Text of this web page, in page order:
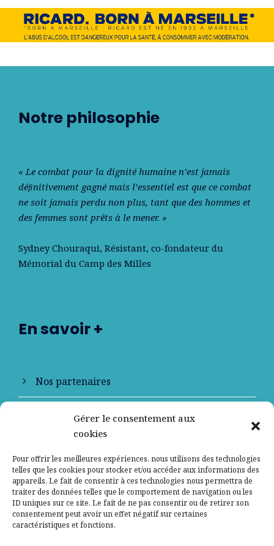
Gérer le consentement aux
cookies
Pour offrir les meilleures expériences, nous utilisons des technologies
telles que les cookies pour stocker et/ou accéder aux informations des
appareils. Le fait de consentir à ces technologies nous permettra de
traiter des données telles que le comportement de navigation ou les
ID uniques sur ce site. Le fait de ne pas consentir ou de retirer son
consentement peut avoir un effet négatif sur certaines
caractéristiques et fonctions.
Notre philosophie
« Le combat pour la dignité humaine n’est jamais
déﬁnitivement gagné mais l’essentiel est que ce combat
ne soit jamais perdu non plus, tant que des hommes et
des femmes sont prêts à le mener. »
Sydney Chouraqui, Résistant, co-fondateur du
Mémorial du Camp des Milles
En savoir +
Nos partenaires
Qui sommes-nous ?
Mentions légales
Politique de confidentialité